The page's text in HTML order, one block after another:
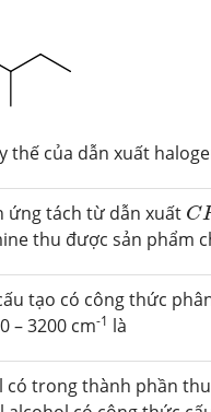
thế của dẫn xuất
ứng tách từ dẫn xuất C
C
thu được sản phẩm
tạo có công thức
– 3200 cm-1 là
có trong thành phần